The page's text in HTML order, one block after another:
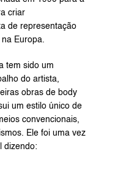
criar
de representação
Europa.
tem sido um
do artista,
obras de body
um estilo único de
convencionais,
Ele foi uma vez
dizendo: